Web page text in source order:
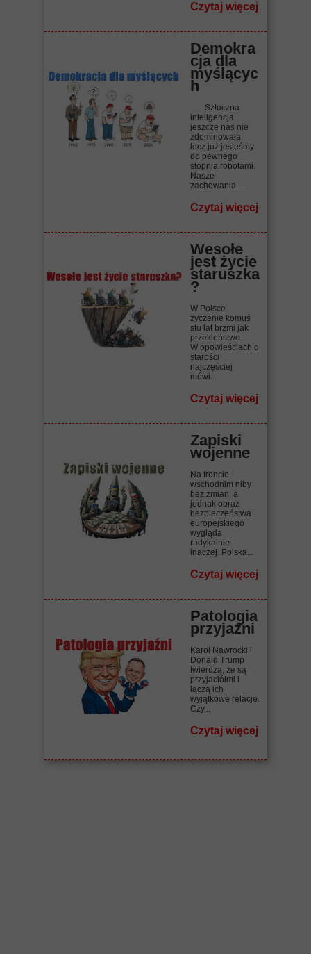
Czytaj więcej
Demokra
cja dla
myślącyc
h
Sztuczna
inteligencja
jeszcze nas nie
zdominowała,
lecz już jesteśmy
do pewnego
stopnia robotami.
Nasze
zachowania...
Czytaj więcej
Wesołe
jest życie
staruszka
?
W Polsce
życzenie komuś
stu lat brzmi jak
przekleństwo.
W opowieściach o
starości
najczęściej
mówi...
Czytaj więcej
Zapiski
wojenne
Na froncie
wschodnim niby
bez zmian, a
jednak obraz
bezpieczeństwa
europejskiego
wygląda
radykalnie
inaczej. Polska...
Czytaj więcej
Patologia
przyjaźni
Karol Nawrocki i
Donald Trump
twierdzą, że są
przyjaciółmi i
łączą ich
wyjątkowe relacje.
Czy...
Czytaj więcej